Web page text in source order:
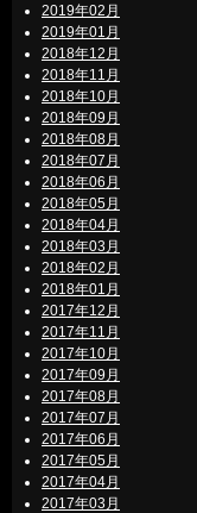
2019年02月
2019年01月
2018年12月
2018年11月
2018年10月
2018年09月
2018年08月
2018年07月
2018年06月
2018年05月
2018年04月
2018年03月
2018年02月
2018年01月
2017年12月
2017年11月
2017年10月
2017年09月
2017年08月
2017年07月
2017年06月
2017年05月
2017年04月
2017年03月